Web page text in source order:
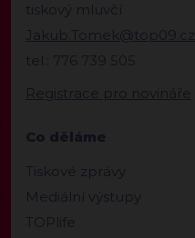
tiskový mluvčí
Jakub.Tomek@top09.cz
tel.: 776 739 505
Registrace pro novináře
Co děláme
Tiskové zprávy
Mediální výstupy
TOPlife